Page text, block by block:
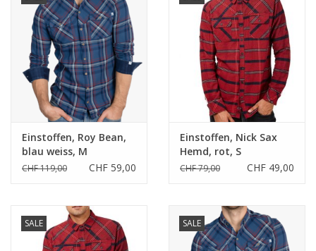
Einstoffen, Roy Bean,
blau weiss, M
CHF 119,00 CHF 59,00
Einstoffen, Nick Sax
Hemd, rot, S
CHF 79,00 CHF 49,00
SALE SALE